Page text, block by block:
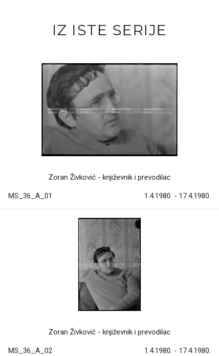
IZ ISTE SERIJE
Zoran Živković - književnik i prevodilac
MS_36_A_01 1.4.1980. - 17.4.1980.
Zoran Živković - književnik i prevodilac
MS_36_A_02 1.4.1980. - 17.4.1980.